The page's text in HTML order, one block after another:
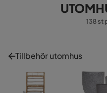
138 st
Tillbehör utomhus